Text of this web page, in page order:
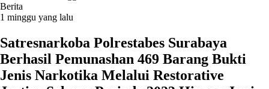
Berita
1 minggu yang lalu
Satresnarkoba Polrestabes Surabaya
Berhasil Pemunashan 469 Barang Bukti
Jenis Narkotika Melalui Restorative